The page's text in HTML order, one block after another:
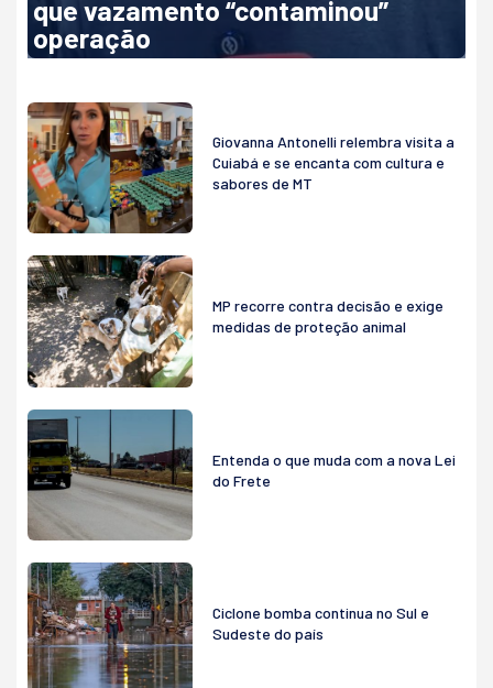
que vazamento “contaminou”
operação
Giovanna Antonelli relembra visita a
Cuiabá e se encanta com cultura e
sabores de MT
MP recorre contra decisão e exige
medidas de proteção animal
Entenda o que muda com a nova Lei
do Frete
Ciclone bomba continua no Sul e
Sudeste do país